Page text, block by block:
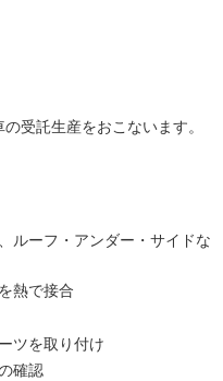
受託生産をおこないます。
ーフ・アンダー・サイドな
熱で接合
ツを取り付け
確認